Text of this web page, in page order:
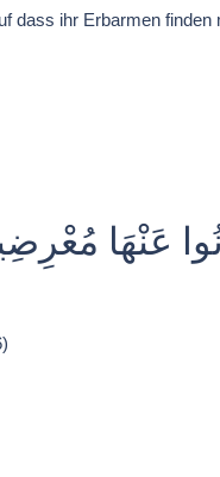
dass ihr Erbarmen
عَنْهَا